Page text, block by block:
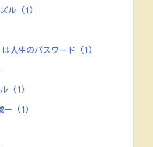
ル (1)
人生のパスワード (1)
(1)
ー (1)